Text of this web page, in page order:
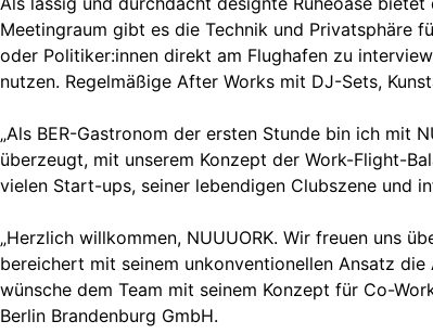
Meetingraum gibt es die Technik und Privatsphäre
oder Politiker:innen direkt am Flughafen zu
nutzen. Regelmäßige After Works mit DJ-Sets,
„Als BER-Gastronom der ersten Stunde bin ich mit
überzeugt, mit unserem Konzept der Work-Flight-
vielen Start-ups, seiner lebendigen Clubszene und
„Herzlich willkommen, NUUUORK. Wir freuen uns
bereichert mit seinem unkonventionellen Ansatz
wünsche dem Team mit seinem Konzept für Co-
Berlin Brandenburg GmbH.